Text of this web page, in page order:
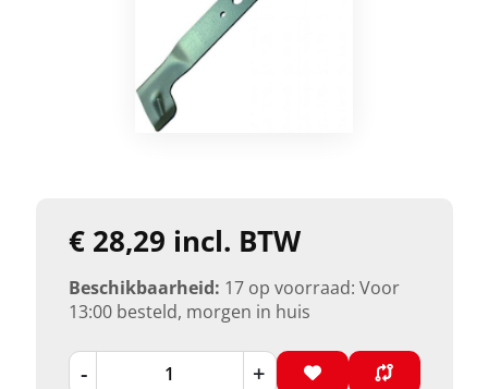
€ 28,29 incl. BTW
Beschikbaarheid: 17 op voorraad: Voor
13:00 besteld, morgen in huis
- +